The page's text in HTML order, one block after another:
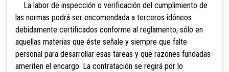
La labor de inspección o verificación del cumplimiento de
las normas podrá ser encomendada a terceros idóneos
debidamente certificados conforme al reglamento, sólo en
aquellas materias que éste señale y siempre que falte
personal para desarrollar esas tareas y que razones fundadas
ameriten el encargo. La contratación se regirá por lo